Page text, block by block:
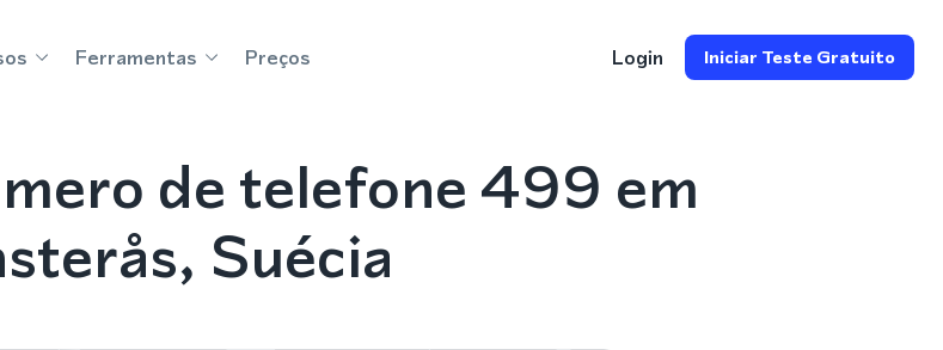
Ferramentas Preços Login Iniciar Teste Gratuito
de telefone 499 em
Suécia